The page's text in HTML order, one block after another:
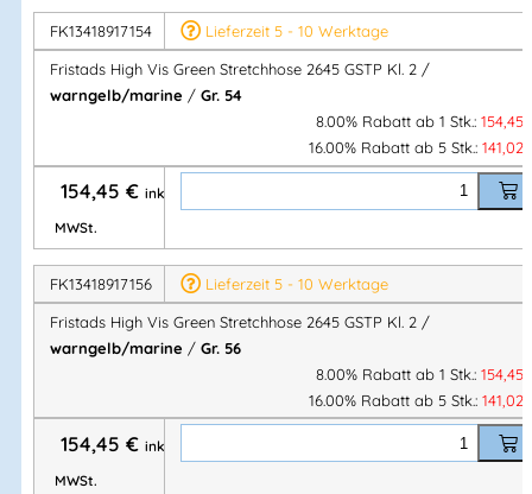
Gewicht:
Stretchgewebe:260 g/m²
Ripstop-Stretch:
Stiby
– nachhaltige, sichtbare Workwear mit Fokus auf
Bewegungsfreiheit & Alltagstauglichkeit
Vorteile auf einen Blick
✔ Warnschutz
Klasse 2
✔ Nachhaltige Materialien (biobasiert & recycelt)
✔ Voller4-Wege-Stretchfür ergonomisches Arbeiten
✔ Hoher Tragekomfort durch Stretchbund
✔ Robuste
FK13418917154
Lieferzeit 5 - 10 Werktage
Fristads High Vis Green Stretchhose 2645 GSTP Kl. 2 /
warngelb/marine / Gr. 54
8.00% Rabatt ab 1 Stk.: 154,45
16.00% Rabatt ab 5 Stk.: 141,02
154,45 € inkl.
MWSt.
FK13418917156
Lieferzeit 5 - 10 Werktage
Fristads High Vis Green Stretchhose 2645 GSTP Kl. 2 /
warngelb/marine / Gr. 56
8.00% Rabatt ab 1 Stk.: 154,45
16.00% Rabatt ab 5 Stk.: 141,02
154,45 € inkl.
MWSt.